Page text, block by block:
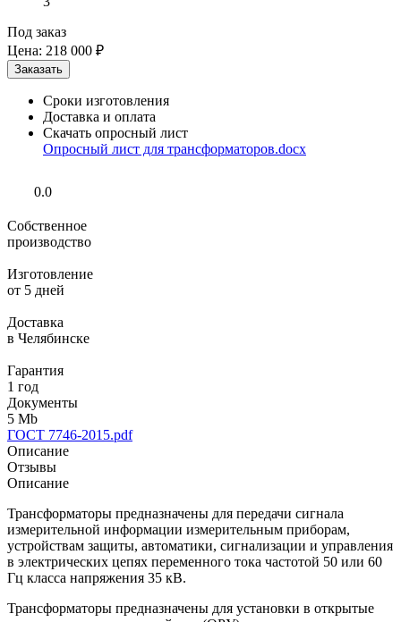
Под заказ
Цена: 218 000 ₽
Сроки изготовления
Доставка и оплата
Скачать опросный лист
Опросный лист для трансформаторов.docx
0.0
Собственное
производство
Изготовление
от 5 дней
Доставка
в Челябинске
Гарантия
1 год
Документы
5 Mb
ГОСТ 7746-2015.pdf
Описание
Отзывы
Описание
Трансформаторы предназначены для передачи сигнала
измерительной информации измерительным приборам,
устройствам защиты, автоматики, сигнализации и управления
в электрических цепях переменного тока частотой 50 или 60
Гц класса напряжения 35 кВ.
Трансформаторы предназначены для установки в открытые